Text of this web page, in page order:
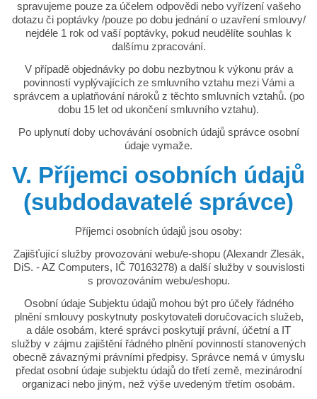
spravujeme pouze za účelem odpovědi nebo vyřízení vašeho
dotazu či poptávky /pouze po dobu jednání o uzavření smlouvy/
nejdéle 1 rok od vaší poptávky, pokud neudělíte souhlas k
dalšímu zpracování.
V případě objednávky po dobu nezbytnou k výkonu práv a
povinností vyplývajících ze smluvního vztahu mezi Vámi a
správcem a uplatňování nároků z těchto smluvních vztahů. (po
dobu 15 let od ukončení smluvního vztahu).
Po uplynutí doby uchovávání osobních údajů správce osobní
údaje vymaže.
V. Příjemci osobních údajů
(subdodavatelé správce)
Příjemci osobních údajů jsou osoby:
Zajišťující služby provozování webu/e-shopu (Alexandr Zlesák,
DiS. - AZ Computers, IČ 70163278) a další služby v souvislosti
s provozováním webu/eshopu.
Osobní údaje Subjektu údajů mohou být pro účely řádného
plnění smlouvy poskytnuty poskytovateli doručovacích služeb,
a dále osobám, které správci poskytují právní, účetní a IT
služby v zájmu zajištění řádného plnění povinností stanovených
obecně závaznými právními předpisy. Správce nemá v úmyslu
předat osobní údaje subjektu údajů do třetí země, mezinárodní
organizaci nebo jiným, než výše uvedeným třetím osobám.